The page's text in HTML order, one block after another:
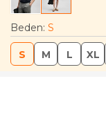
Beden: S
S M L XL